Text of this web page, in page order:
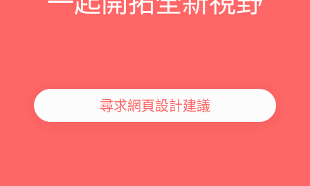
尋求網頁設計建議